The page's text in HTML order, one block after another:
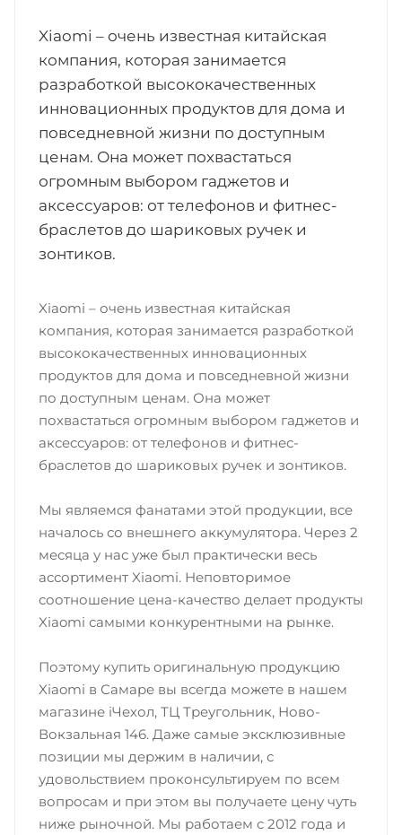
Xiaomi – очень известная китайская
компания, которая занимается
разработкой высококачественных
инновационных продуктов для дома и
повседневной жизни по доступным
ценам. Она может похвастаться
огромным выбором гаджетов и
аксессуаров: от телефонов и фитнес-
браслетов до шариковых ручек и
зонтиков.
Xiaomi – очень известная китайская
компания, которая занимается разработкой
высококачественных инновационных
продуктов для дома и повседневной жизни
по доступным ценам. Она может
похвастаться огромным выбором гаджетов и
аксессуаров: от телефонов и фитнес-
браслетов до шариковых ручек и зонтиков.
Мы являемся фанатами этой продукции, все
началось со внешнего аккумулятора. Через 2
месяца у нас уже был практически весь
ассортимент Xiaomi. Неповторимое
соотношение цена-качество делает продукты
Xiaomi самыми конкурентными на рынке.
Поэтому купить оригинальную продукцию
Xiaomi в Самаре вы всегда можете в нашем
магазине iЧехол, ТЦ Треугольник, Ново-
Вокзальная 146. Даже самые эксклюзивные
позиции мы держим в наличии, с
удовольствием проконсультируем по всем
вопросам и при этом вы получаете цену чуть
ниже рыночной. Мы работаем с 2012 года и